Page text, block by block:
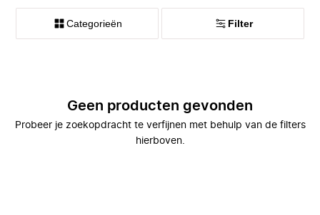
Categorieën Filter
Geen producten gevonden
Probeer je zoekopdracht te verfijnen met behulp van de filters
hierboven.